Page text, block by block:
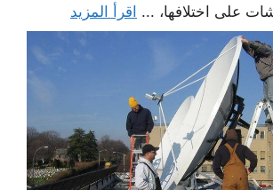
على اختلافها، ... اقرأ المزيد